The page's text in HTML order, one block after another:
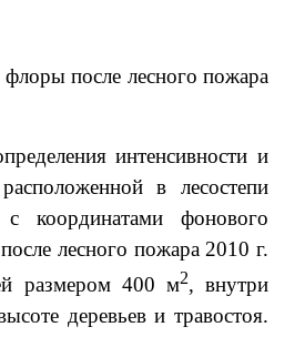
флоры после лесного пожара
интенсивности и
в лесостепи
координатами фонового
лесного пожара 2010 г.
размером 400 м2, внутри
деревьев и травостоя.